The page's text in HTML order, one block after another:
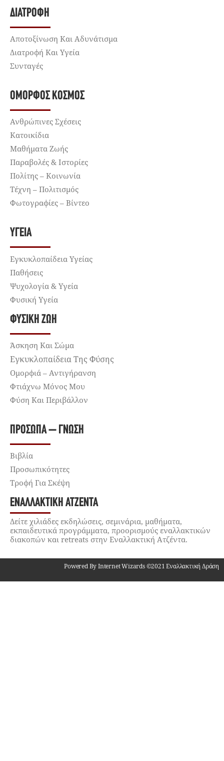
ΔΙΑΤΡΟΦΉ
Αποτοξίνωση Και Αδυνάτισμα
Διατροφή Και Υγεία
Συνταγές
ΌΜΟΡΦΟΣ ΚΌΣΜΟΣ
Ανθρώπινες Σχέσεις
Κατοικίδια
Μαθήματα Ζωής
Παραβολές & Ιστορίες
Πολίτης – Κοινωνία
Τέχνη – Πολιτισμός
Φωτογραφίες – Βίντεο
ΥΓΕΊΑ
Εγκυκλοπαίδεια Υγείας
Παθήσεις
Ψυχολογία & Υγεία
Φυσική Υγεία
ΦΥΣΙΚΉ ΖΩΉ
Άσκηση Και Σώμα
Εγκυκλοπαίδεια Της Φύσης
Ομορφιά – Αντιγήρανση
Φτιάχνω Μόνος Μου
Φύση Και Περιβάλλον
ΠΡΌΣΩΠΑ – ΓΝΏΣΗ
Βιβλία
Προσωπικότητες
Τροφή Για Σκέψη
ΕΝΑΛΛΑΚΤΙΚΉ ΑΤΖΈΝΤΑ
Δείτε χιλιάδες εκδηλώσεις, σεμινάρια, μαθήματα,
εκπαιδευτικά προγράμματα, προορισμούς εναλλακτικών
διακοπών και retreats στην Εναλλακτική Ατζέντα.
Powered By Internet Wizards ©2021 Εναλλακτική Δράση